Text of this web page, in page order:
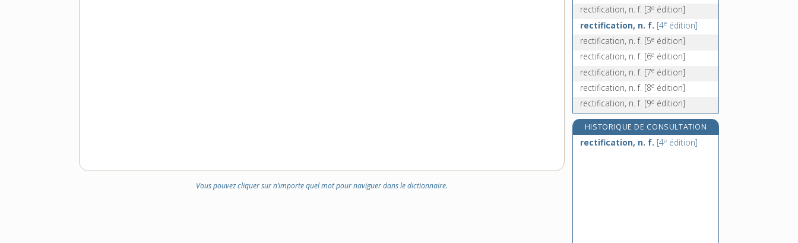
Vous pouvez cliquer sur n’importe quel mot pour naviguer dans le dictionnaire.
rectocolite, n. f.
rectification, n. f. [3e édition]
rectification, n. f. [4e édition]
rectification, n. f. [5e édition]
rectification, n. f. [6e édition]
rectification, n. f. [7e édition]
rectification, n. f. [8e édition]
rectification, n. f. [9e édition]
HISTORIQUE DE CONSULTATION
rectification, n. f. [4e édition]